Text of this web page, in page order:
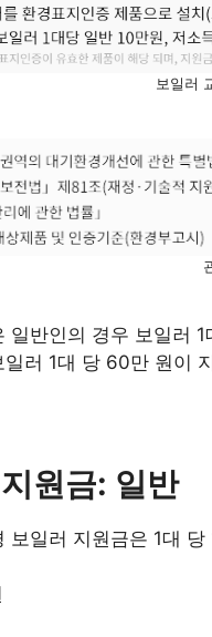
보일러
일반인의 경우 보일러
러 1대 당 60만 원이
원금: 일반
보일러 지원금은 1대